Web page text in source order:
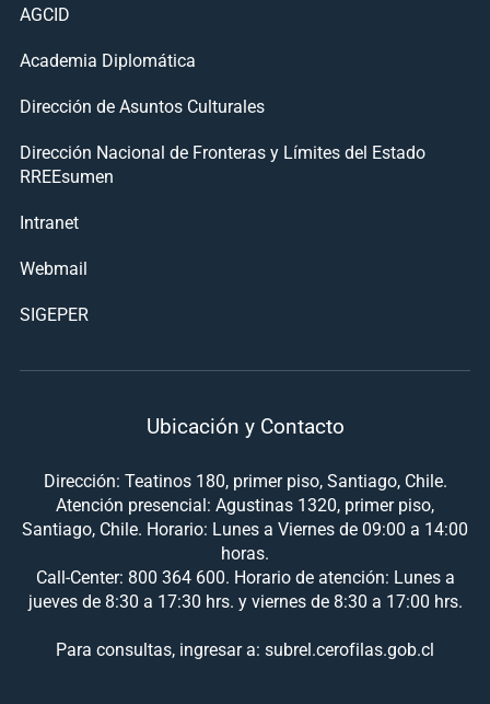
AGCID
Academia Diplomática
Dirección de Asuntos Culturales
Dirección Nacional de Fronteras y Límites del Estado
RREEsumen
Intranet
Webmail
SIGEPER
Ubicación y Contacto
Dirección: Teatinos 180, primer piso, Santiago, Chile.
Atención presencial: Agustinas 1320, primer piso,
Santiago, Chile. Horario: Lunes a Viernes de 09:00 a 14:00
horas.
Call-Center: 800 364 600. Horario de atención: Lunes a
jueves de 8:30 a 17:30 hrs. y viernes de 8:30 a 17:00 hrs.
Para consultas, ingresar a: subrel.cerofilas.gob.cl